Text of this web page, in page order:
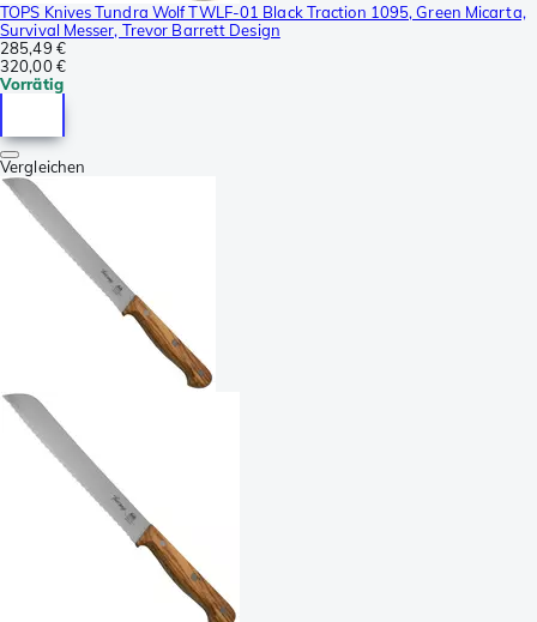
TOPS Knives Tundra Wolf TWLF-01 Black Traction 1095, Green Micarta,
Survival Messer, Trevor Barrett Design
285,49 €
320,00 €
Vorrätig
Vergleichen